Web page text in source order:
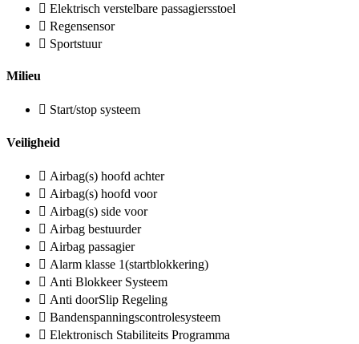
Elektrisch verstelbare passagiersstoel
Regensensor
Sportstuur
Milieu
Start/stop systeem
Veiligheid
Airbag(s) hoofd achter
Airbag(s) hoofd voor
Airbag(s) side voor
Airbag bestuurder
Airbag passagier
Alarm klasse 1(startblokkering)
Anti Blokkeer Systeem
Anti doorSlip Regeling
Bandenspanningscontrolesysteem
Elektronisch Stabiliteits Programma